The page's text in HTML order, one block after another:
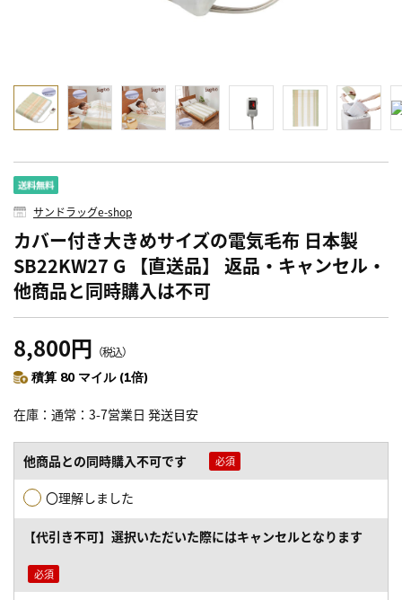
サンドラッグe-shop
カバー付き大きめサイズの電気毛布 日本製
SB22KW27 G 【直送品】 返品・キャンセル・
他商品と同時購入は不可
8,800円 （税込）
積算 80 マイル (1倍)
在庫 通常：3-7営業日 発送目安
他商品との同時購入不可です
〇理解しました
【代引き不可】選択いただいた際にはキャンセルとなります